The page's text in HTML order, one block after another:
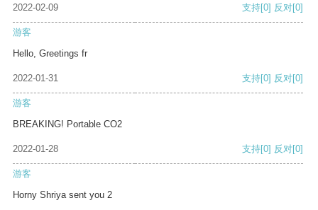
2022-02-09 支持[0] 反对[0]
游客
Hello, Greetings fr
2022-01-31 支持[0] 反对[0]
游客
BREAKING! Portable CO2
2022-01-28 支持[0] 反对[0]
游客
Horny Shriya sent you 2